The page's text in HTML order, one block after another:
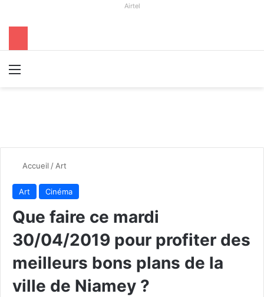
Airtel
Accueil /Art
Art Cinéma
Que faire ce mardi
30/04/2019 pour profiter des
meilleurs bons plans de la
ville de Niamey ?